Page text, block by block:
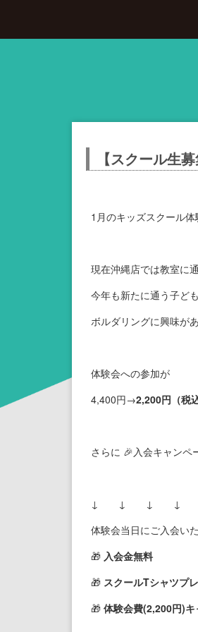
【スクール生
1月のキッズスクール体
現在沖縄店では教室に
今年も新たに通う子ど
ボルダリングに興味が
体験会への参加が
4,400円→2,200円（税
さらに 🎉入会キャンペ
↓ ↓ ↓ ↓
体験会当日にご入会い
🎁 入会金無料
🎁 スクールTシャツプ
🎁 体験会費(2,200円)キ